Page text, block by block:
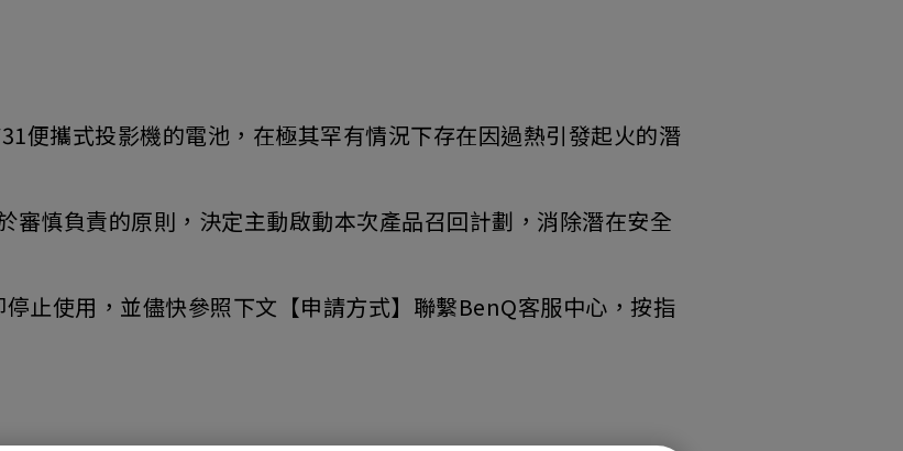
便攜式投影機的電池，在極其罕有情況下存在因過熱引發起火的潛
審慎負責的原則，決定主動啟動本次產品召回計劃，消除潛在安全
止使用，並儘快參照下文【申請方式】聯繫BenQ客服中心，按指